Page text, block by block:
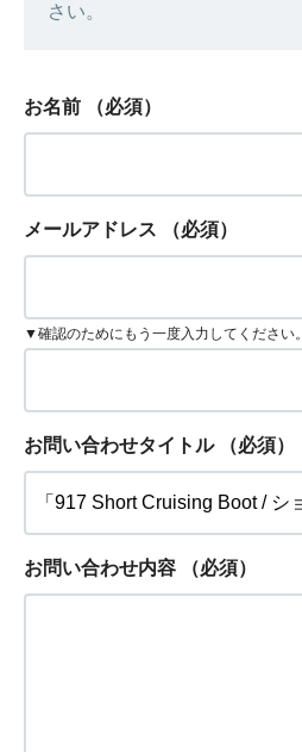
さい。
お名前 （必須）
メールアドレス （必須）
▼確認のためにもう一度入力してください。
お問い合わせタイトル （必須）
お問い合わせ内容 （必須）